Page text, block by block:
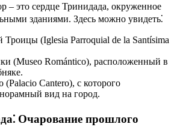
– это сердце Тринидада, окруженное
зданиями. Здесь можно увидеть⁚
Троицы (Iglesia Parroquial de la Santísima
(Museo Romántico), расположенный в
(Palacio Cantero), с которого
вид на город.
Очарование прошлого